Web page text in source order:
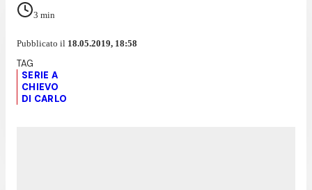
3 min
Pubblicato il 18.05.2019, 18:58
SERIE A
CHIEVO
DI CARLO